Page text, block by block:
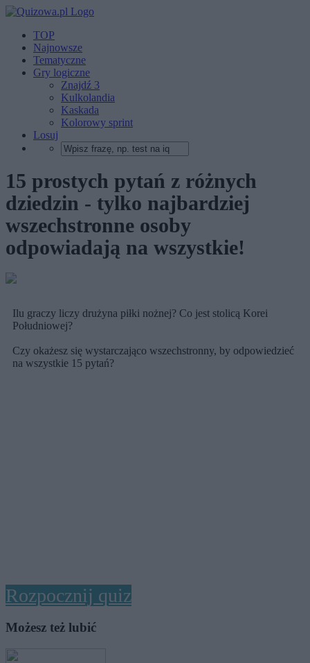
TOP
Najnowsze
Tematyczne
Gry logiczne
Znajdź 3
Kulkolandia
Kaskada
Kolorowy sprint
Losuj
15 prostych pytań z różnych
dziedzin - tylko najbardziej
wszechstronne osoby
odpowiadają na wszystkie!
Ilu graczy liczy drużyna piłki nożnej? Co jest stolicą Korei
Południowej?
Czy okażesz się wystarczająco wszechstronny, by odpowiedzieć
na wszystkie 15 pytań?
Rozpocznij quiz
Możesz też lubić